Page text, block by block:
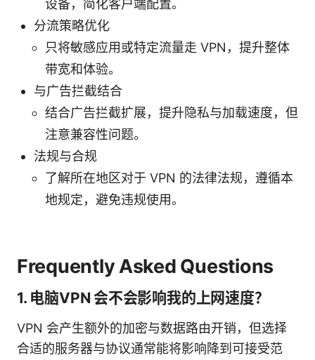
设备，简化客户端配置。
分流策略优化
只将敏感应用或特定流量走 VPN，提升整体
带宽和体验。
与广告拦截结合
结合广告拦截扩展，提升隐私与加载速度，但
注意兼容性问题。
法规与合规
了解所在地区对于 VPN 的法律法规，遵循本
地规定，避免违规使用。
Frequently Asked Questions
1. 电脑VPN 会不会影响我的上网速度？
VPN 会产生额外的加密与数据路由开销，但选择
合适的服务器与协议通常能将影响降到可接受范